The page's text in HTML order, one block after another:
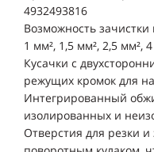
4932493816
Возможность
1 мм², 1,5 мм², 2,5 мм²,
Кусачки с
режущих кромок для
Интегрированный
изолированных и
Отверстия для резки